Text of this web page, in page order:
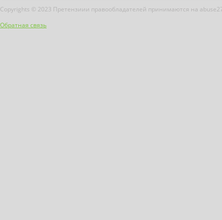
Copyrights © 2023 Претензиии правообладателей принимаются на
Обратная связь